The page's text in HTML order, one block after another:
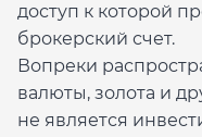
доступ к которой
брокерский счет.
Вопреки
валюты, золота и
не является